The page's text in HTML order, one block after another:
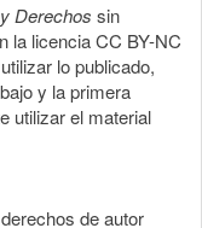
Derechos sin
la licencia CC BY-NC
lo publicado,
y la primera
utilizar el material
de autor